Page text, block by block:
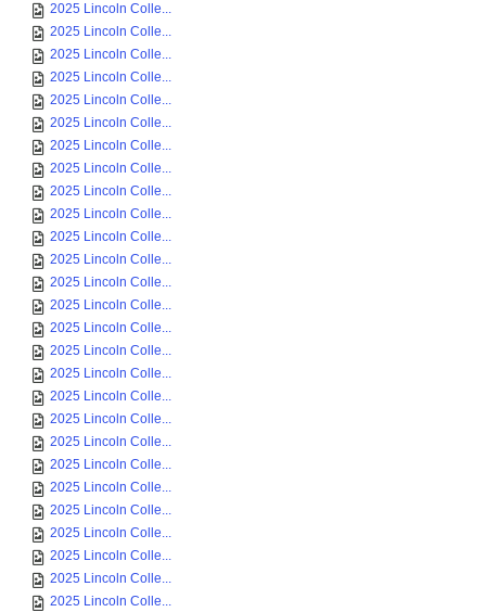
2025 Lincoln Colle...
2025 Lincoln Colle...
2025 Lincoln Colle...
2025 Lincoln Colle...
2025 Lincoln Colle...
2025 Lincoln Colle...
2025 Lincoln Colle...
2025 Lincoln Colle...
2025 Lincoln Colle...
2025 Lincoln Colle...
2025 Lincoln Colle...
2025 Lincoln Colle...
2025 Lincoln Colle...
2025 Lincoln Colle...
2025 Lincoln Colle...
2025 Lincoln Colle...
2025 Lincoln Colle...
2025 Lincoln Colle...
2025 Lincoln Colle...
2025 Lincoln Colle...
2025 Lincoln Colle...
2025 Lincoln Colle...
2025 Lincoln Colle...
2025 Lincoln Colle...
2025 Lincoln Colle...
2025 Lincoln Colle...
2025 Lincoln Colle...